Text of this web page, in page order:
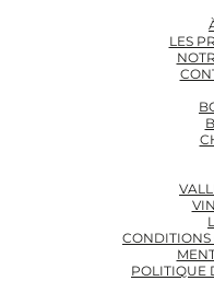
LES
CONDITIONS
POLITIQUE